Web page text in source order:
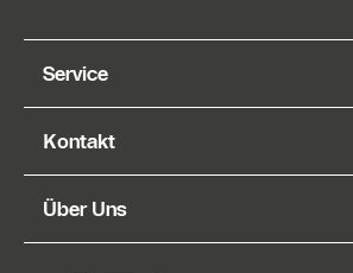
Service
Kontakt
Über Uns